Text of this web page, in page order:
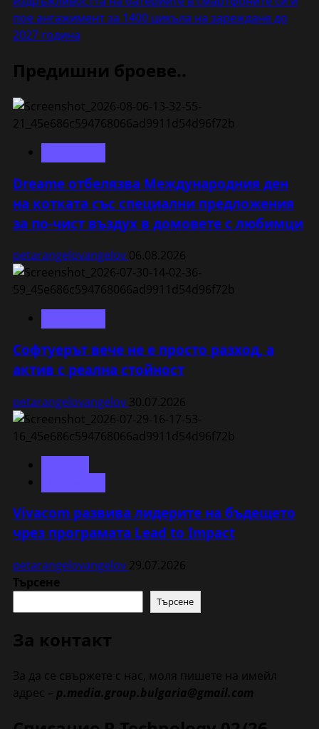
пое ангажимент за 1400 цикъла на зареждане до
2027 година
Предишни броеве..
Dreame отбелязва Международния ден
на котката със специални предложения
за по-чист въздух в домовете с любимци
petarangelovangelov 06.08.2026
Софтуерът вече не е просто разход, а
актив с реална стойност
petarangelovangelov 30.07.2026
Vivacom развива лидерите на бъдещето
чрез програмата Lead to Impact
petarangelovangelov 29.07.2026
Търсене
Търсене
За контакт
За да се свържете с нас, моля пишете на имейл
адрес – p.media.group.bulgaria@gmail.com